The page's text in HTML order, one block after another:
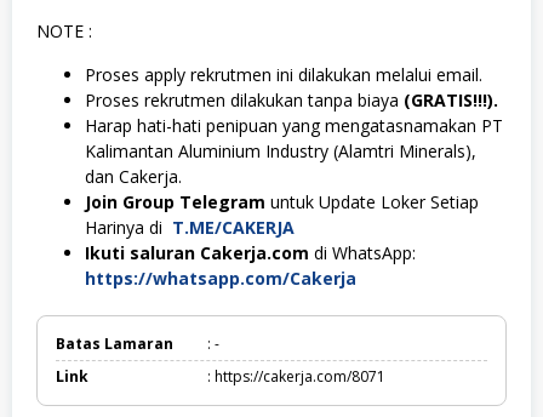
NOTE :
Proses apply rekrutmen ini dilakukan melalui email.
Proses rekrutmen dilakukan tanpa biaya (GRATIS!!!).
Harap hati-hati penipuan yang mengatasnamakan PT
Kalimantan Aluminium Industry (Alamtri Minerals),
dan Cakerja.
Join Group Telegram untuk Update Loker Setiap
Harinya di T.ME/CAKERJA
Ikuti saluran Cakerja.com di WhatsApp:
https://whatsapp.com/Cakerja
Batas Lamaran
: -
Link
: https://cakerja.com/8071